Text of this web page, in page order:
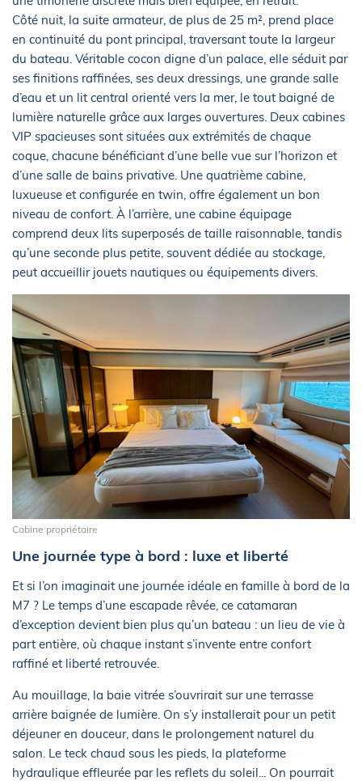
Côté nuit, la suite armateur, de plus de 25 m², prend place
en continuité du pont principal, traversant toute la largeur
du bateau. Véritable cocon digne d’un palace, elle séduit par
ses finitions raffinées, ses deux dressings, une grande salle
d’eau et un lit central orienté vers la mer, le tout baigné de
lumière naturelle grâce aux larges ouvertures. Deux cabines
VIP spacieuses sont situées aux extrémités de chaque
coque, chacune bénéficiant d’une belle vue sur l’horizon et
d’une salle de bains privative. Une quatrième cabine,
luxueuse et configurée en twin, offre également un bon
niveau de confort. À l’arrière, une cabine équipage
comprend deux lits superposés de taille raisonnable, tandis
qu’une seconde plus petite, souvent dédiée au stockage,
peut accueillir jouets nautiques ou équipements divers.
Cabine propriétaire
Une journée type à bord : luxe et liberté
Et si l’on imaginait une journée idéale en famille à bord de la
M7 ? Le temps d’une escapade rêvée, ce catamaran
d’exception devient bien plus qu’un bateau : un lieu de vie à
part entière, où chaque instant s’invente entre confort
raffiné et liberté retrouvée.
Au mouillage, la baie vitrée s’ouvrirait sur une terrasse
arrière baignée de lumière. On s’y installerait pour un petit
déjeuner en douceur, dans le prolongement naturel du
salon. Le teck chaud sous les pieds, la plateforme
hydraulique effleurée par les reflets du soleil... On pourrait